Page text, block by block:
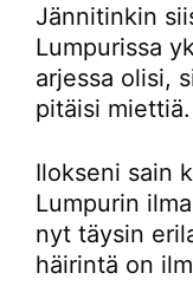
Jännitinkin
Lumpurissa
arjessa olisi,
pitäisi miettiä.
Ilokseni sain
Lumpurin
nyt täysin
häirintä on